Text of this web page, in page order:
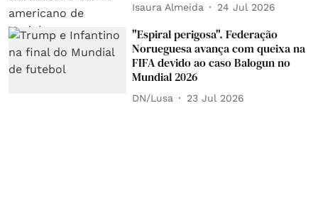
Isaura Almeida 24 Jul 2026
"Espiral perigosa". Federação
Norueguesa avança com queixa na
FIFA devido ao caso Balogun no
Mundial 2026
DN/Lusa 23 Jul 2026